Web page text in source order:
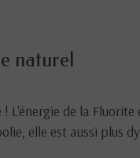
naturel
L'énergie de la Fluorite
elle est aussi plus